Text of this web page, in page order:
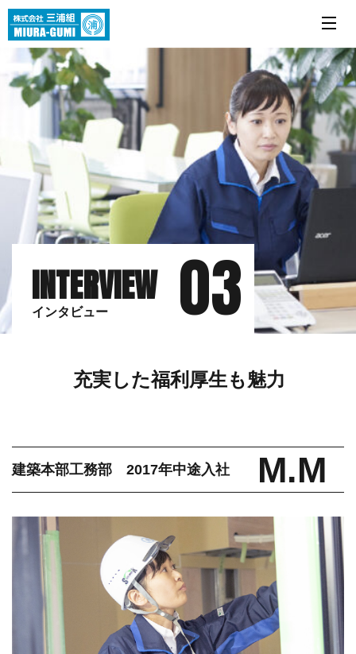
INTERVIEW
インタビュー 03
充実した福利厚生も魅力
建築本部工務部 2017年中途入社 M.M